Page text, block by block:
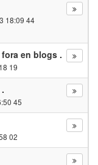
18:09 44
en blogs .
19
45
02